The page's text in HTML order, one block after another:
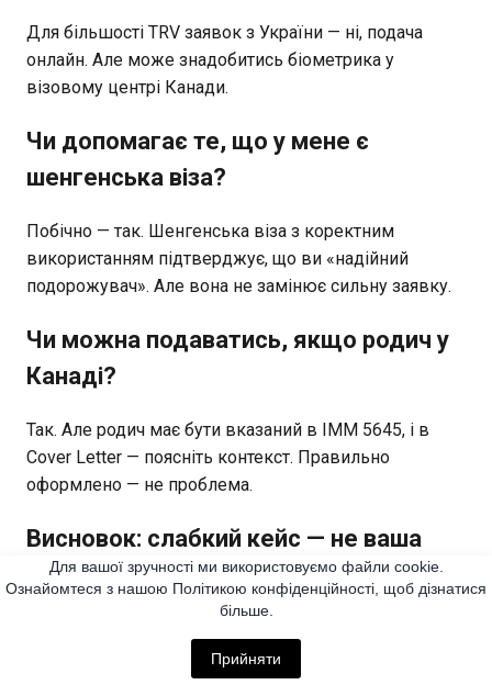
Для більшості TRV заявок з України — ні, подача
онлайн. Але може знадобитись біометрика у
візовому центрі Канади.
Чи допомагає те, що у мене є
шенгенська віза?
Побічно — так. Шенгенська віза з коректним
використанням підтверджує, що ви «надійний
подорожувач». Але вона не замінює сильну заявку.
Чи можна подаватись, якщо родич у
Канаді?
Так. Але родич має бути вказаний в IMM 5645, і в
Cover Letter — поясніть контекст. Правильно
оформлено — не проблема.
Висновок: слабкий кейс — не ваша
«доля», а відправна точка
яка ваша реальна ситуація. Це питання того, як ця
ситуація виглядає в задокументованому вигляді з
Для вашої зручності ми використовуємо файли cookie.
Ознайомтеся з нашою Політикою конфіденційності, щоб дізнатися
більше.
Прийняти